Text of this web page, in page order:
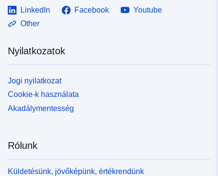
LinkedIn Facebook
Youtube
Other
Nyilatkozatok
Jogi nyilatkozat
Cookie-k használata
Akadálymentesség
Rólunk
Küldetésünk, jövőképünk, értékrendünk